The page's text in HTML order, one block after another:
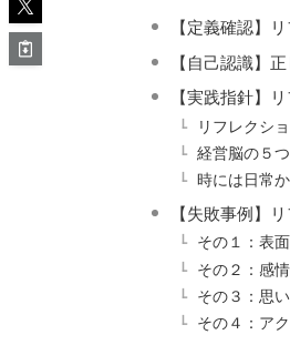
【定義確認】
【自己認識】
【実践指針】
リフレクシ
経営脳の５
時には日常
【失敗事例】
その１：表
その２：感
その３：思
その４：ア